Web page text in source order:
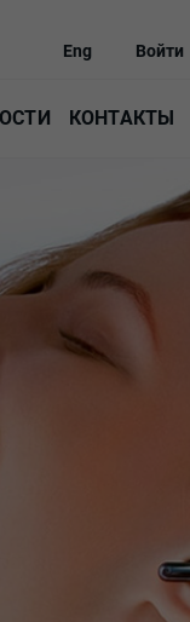
Eng Войти
КОНТАКТЫ